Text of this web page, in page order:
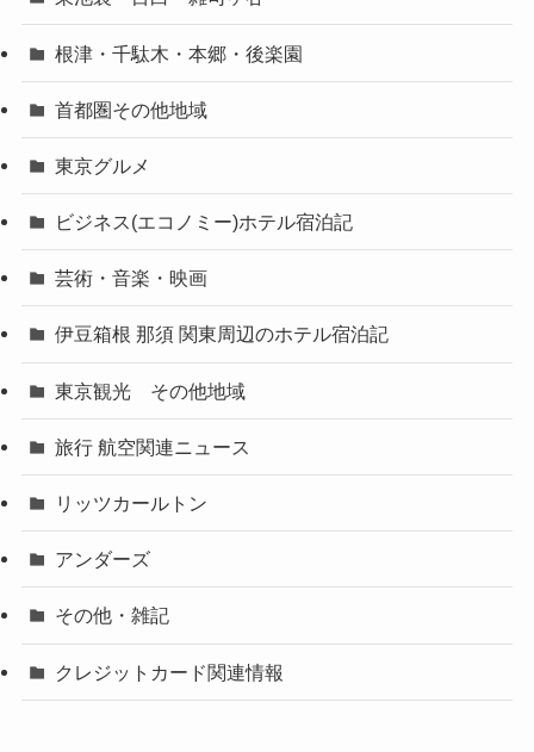
根津・千駄木・本郷・後楽園
首都圏その他地域
東京グルメ
ビジネス(エコノミー)ホテル宿泊記
芸術・音楽・映画
伊豆箱根 那須 関東周辺のホテル宿泊記
東京観光 その他地域
旅行 航空関連ニュース
リッツカールトン
アンダーズ
その他・雑記
クレジットカード関連情報